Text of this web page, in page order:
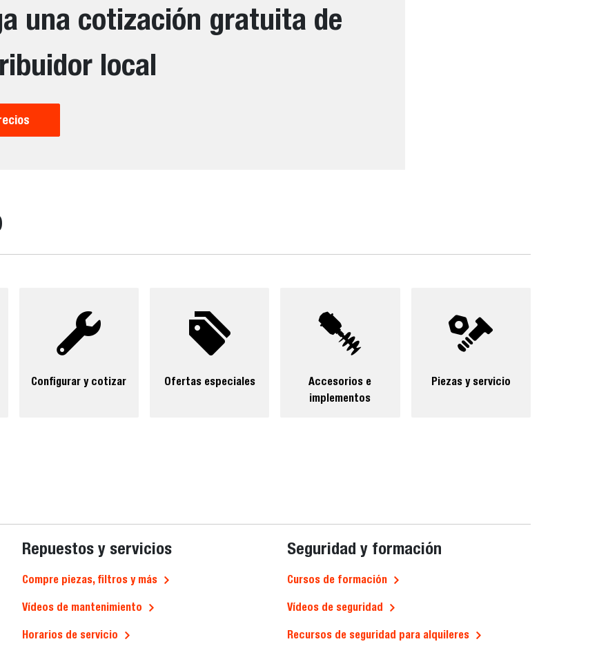
una cotización gratuita de
local
Configurar y cotizar Ofertas especiales
Accesorios e
implementos
Piezas y servicio
Repuestos y servicios
Compre piezas, filtros y más
Vídeos de mantenimiento
Horarios de servicio
Seguridad y formación
Cursos de formación
Vídeos de seguridad
Recursos de seguridad para alquileres